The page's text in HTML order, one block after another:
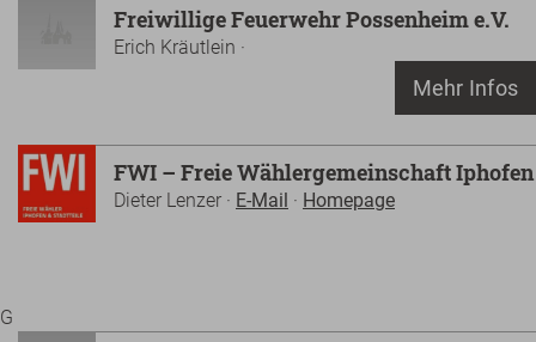
Freiwillige Feuerwehr Possenheim e.V.
Erich Kräutlein ·
Mehr Infos
FWI – Freie Wählergemeinschaft Iphofen
Dieter Lenzer · E-Mail · Homepage
G